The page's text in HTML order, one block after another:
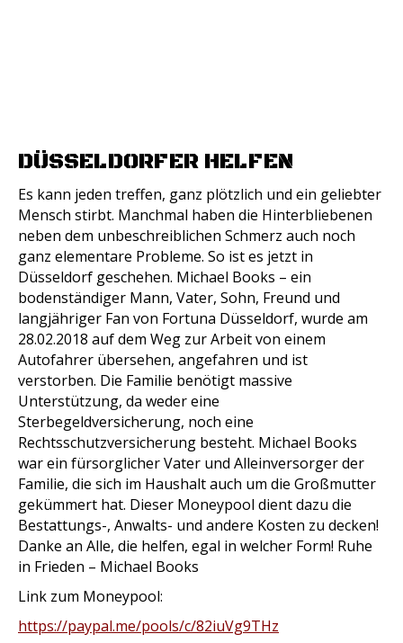
DÜSSELDORFER HELFEN
Es kann jeden treffen, ganz plötzlich und ein geliebter
Mensch stirbt. Manchmal haben die Hinterbliebenen
neben dem unbeschreiblichen Schmerz auch noch
ganz elementare Probleme. So ist es jetzt in
Düsseldorf geschehen. Michael Books – ein
bodenständiger Mann, Vater, Sohn, Freund und
langjähriger Fan von Fortuna Düsseldorf, wurde am
28.02.2018 auf dem Weg zur Arbeit von einem
Autofahrer übersehen, angefahren und ist
verstorben. Die Familie benötigt massive
Unterstützung, da weder eine
Sterbegeldversicherung, noch eine
Rechtsschutzversicherung besteht. Michael Books
war ein fürsorglicher Vater und Alleinversorger der
Familie, die sich im Haushalt auch um die Großmutter
gekümmert hat. Dieser Moneypool dient dazu die
Bestattungs-, Anwalts- und andere Kosten zu decken!
Danke an Alle, die helfen, egal in welcher Form! Ruhe
in Frieden – Michael Books
Link zum Moneypool:
https://paypal.me/pools/c/82iuVg9THz